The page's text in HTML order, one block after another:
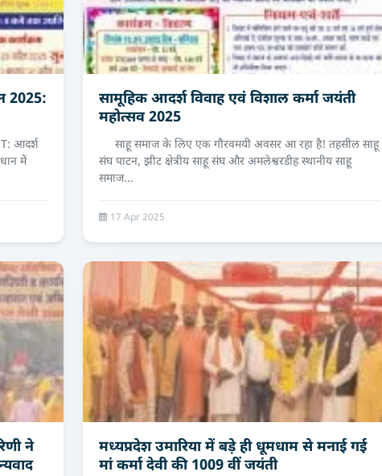
2025:
आदर्श
में
सामूहिक आदर्श विवाह एवं विशाल कर्मा जयंती
महोत्सव 2025
साहू समाज के लिए एक गौरवमयी अवसर आ रहा है! तहसील साहू
संघ पाटन, झीट क्षेत्रीय साहू संघ और अमलेश्वरडीह स्थानीय साहू
समाज...
17 Apr 2025
ने
मध्यप्रदेश उमारिया में बड़े ही धूमधाम से मनाई गई
मां कर्मा देवी की 1009 वीं जयंती